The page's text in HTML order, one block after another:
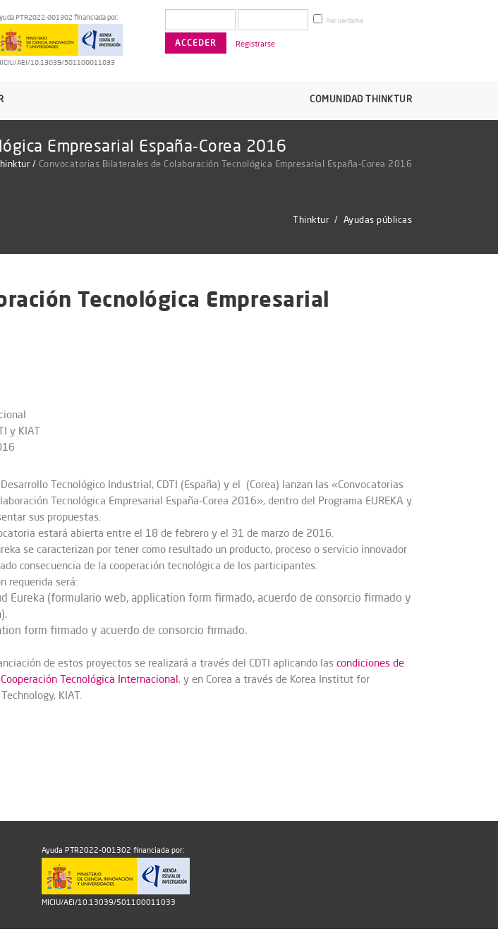
PTR2022-001302 financiada por:
AEI/10.13039/501100011033
Recuérdame
Registrarse
COMUNIDAD THINKTUR
Empresarial España-Corea 2016
/ Convocatorias Bilaterales de Colaboración Tecnológica Empresarial España-Corea 2016
Thinktur / Ayudas públicas
Tecnológica Empresarial
y KIAT
Tecnológico Industrial, CDTI (España) y el (Corea) lanzan las «Convocatorias
Tecnológica Empresarial España-Corea 2016», dentro del Programa EUREKA y
sus propuestas.
estará abierta entre el 18 de febrero y el 31 de marzo de 2016.
se caracterizan por tener como resultado un producto, proceso o servicio innovador
consecuencia de la cooperación tecnológica de los participantes.
requerida será:
Eureka (formulario web, application form firmado, acuerdo de consorcio firmado y
form firmado y acuerdo de consorcio firmado.
de estos proyectos se realizará a través del CDTI aplicando las condiciones de
Tecnológica Internacional, y en Corea a través de Korea Institut for
KIAT.
Ayuda PTR2022-001302 financiada por:
MICIU/AEI/10.13039/501100011033